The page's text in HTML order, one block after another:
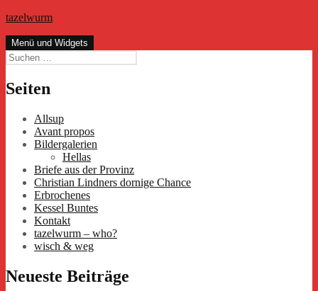
Zum
springen
tazelwurm
Menü und Widgets
Suchen
nach:
Seiten
Allsup
Avant propos
Bildergalerien
Hellas
Briefe aus der Provinz
Christian Lindners dornige Chance
Erbrochenes
Kessel Buntes
Kontakt
tazelwurm – who?
wisch & weg
Neueste Beiträge